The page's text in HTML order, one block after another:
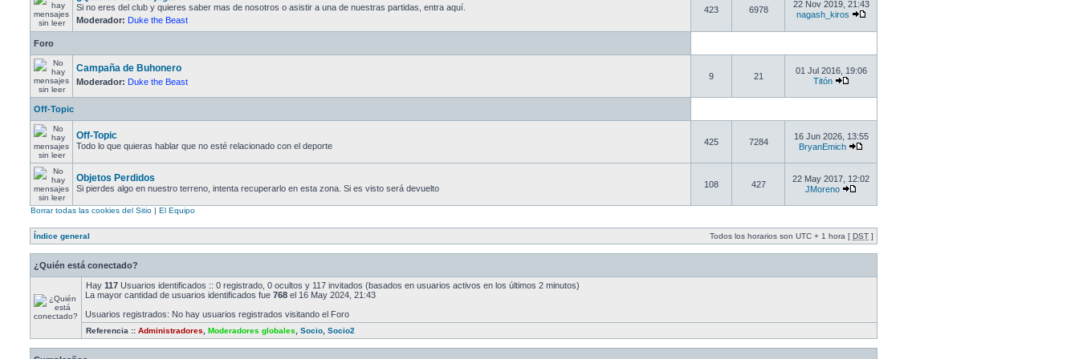
Si no eres del club y quieres saber mas de nosotros o asistir a una de nuestras partidas, entra aquí.
Moderador: Duke the Beast
423 6978
22 Nov 2019, 21:43
nagash_kiros
Foro
Campaña de Buhonero
Moderador: Duke the Beast
9 21
01 Jul 2016, 19:06
Titón
Off-Topic
Off-Topic
Todo lo que quieras hablar que no esté relacionado con el deporte 425 7284
16 Jun 2026, 13:55
BryanEmich
Objetos Perdidos
Si pierdes algo en nuestro terreno, intenta recuperarlo en esta zona. Si es visto será devuelto 108 427
22 May 2017, 12:02
JMoreno
Borrar todas las cookies del Sitio | El Equipo
Índice general Todos los horarios son UTC + 1 hora [ DST ]
¿Quién está conectado?
Hay 117 Usuarios identificados :: 0 registrado, 0 ocultos y 117 invitados (basados en usuarios activos en los últimos 2 minutos)
La mayor cantidad de usuarios identificados fue 768 el 16 May 2024, 21:43
Usuarios registrados: No hay usuarios registrados visitando el Foro
Referencia :: Administradores Moderadores globales Socio Socio2